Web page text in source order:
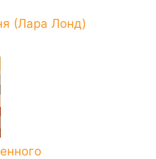
(Лара Лонд)